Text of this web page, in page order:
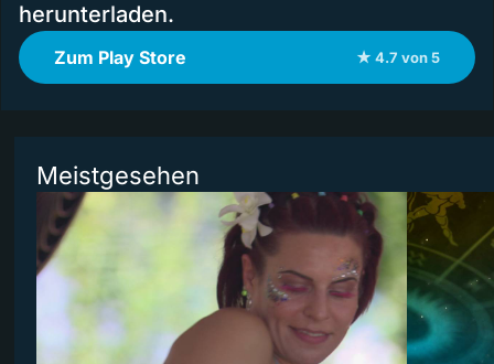
herunterladen.
Zum Play Store ★ 4.7 von 5
Meistgesehen